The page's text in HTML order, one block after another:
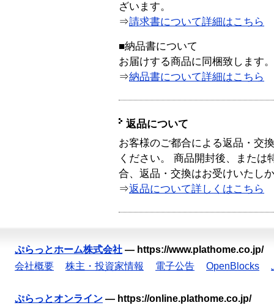
ざいます。
⇒請求書について詳細はこちら
■納品書について
お届けする商品に同梱致します。
⇒納品書について詳細はこちら
返品について
お客様のご都合による返品・交
ください。 商品開封後、または
合、返品・交換はお受けいたし
⇒返品について詳しくはこちら
ぷらっとホーム株式会社 — https://www.plathome.co.jp/
会社概要
株主・投資家情報 電子公告 OpenBlocks
ぷらっとオンライン — https://online.plathome.co.jp/